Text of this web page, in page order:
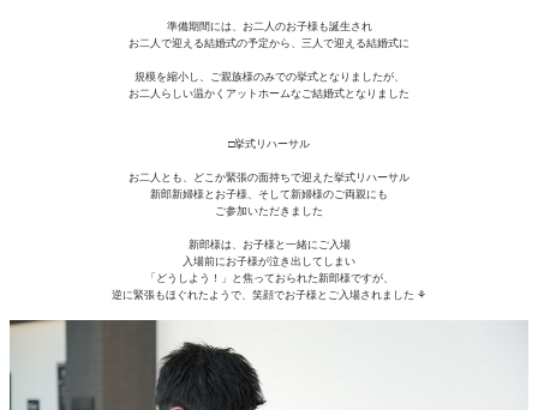
準備期間には、お二人のお子様も誕生され
お二人で迎える結婚式の予定から、三人で迎える結婚式に
規模を縮小し、ご親族様のみでの挙式となりましたが、
お二人らしい温かくアットホームなご結婚式となりました
□挙式リハーサル
お二人とも、どこか緊張の面持ちで迎えた挙式リハーサル
新郎新婦様とお子様、そして新婦様のご両親にも
ご参加いただきました
新郎様は、お子様と一緒にご入場
入場前にお子様が泣き出してしまい
「どうしよう！」と焦っておられた新郎様ですが、
逆に緊張もほぐれたようで、笑顔でお子様とご入場されました ⚘